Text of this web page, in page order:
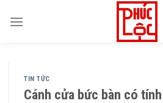
TIN TỨC
Cánh cửa bức bàn có